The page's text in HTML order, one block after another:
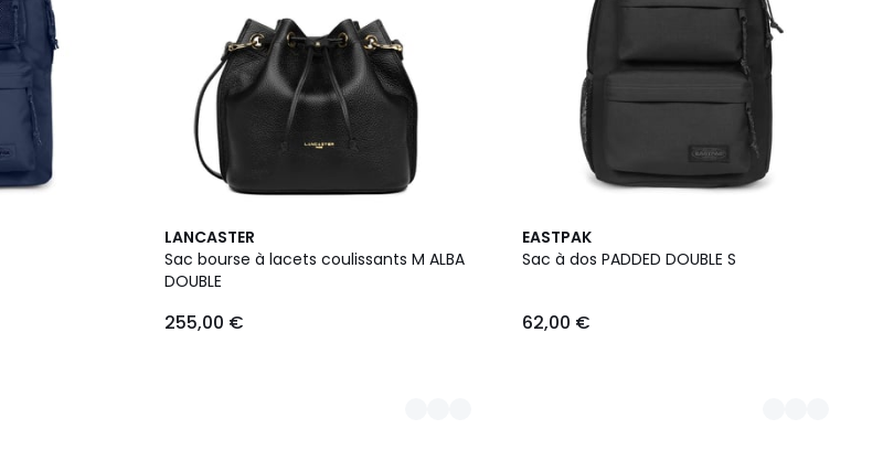
LANCASTER
Sac bourse à lacets coulissants M ALBA
DOUBLE
255,00 €
7
Couleurs
EASTPAK
Sac à dos PADDED DOUBLE S
62,00 €
2
Couleurs